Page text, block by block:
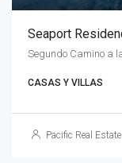
CASAS Y VILLAS
Pacific Real Estate